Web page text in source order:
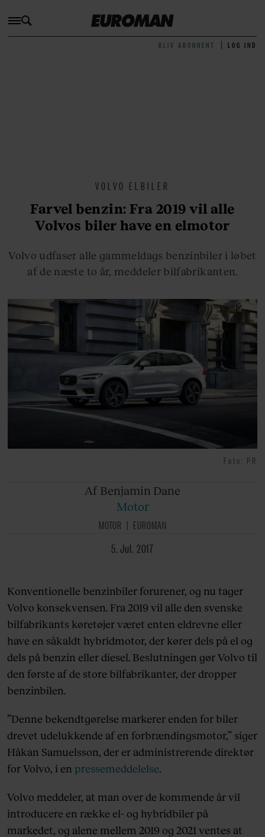
BLIV ABONNENT LOG IND
VOLVO ELBILER
Farvel benzin: Fra 2019 vil alle
Volvos biler have en elmotor
Volvo udfaser alle gammeldags benzinbiler i løbet
af de næste to år, meddeler bilfabrikanten.
Foto: PR
Af Benjamin Dane
Motor
MOTOR
EUROMAN
5. Jul. 2017
Konventionelle benzinbiler forurener, og nu tager
Volvo konsekvensen. Fra 2019 vil alle den svenske
bilfabrikants køretøjer været enten eldrevne eller
have en såkaldt hybridmotor, der kører dels på el og
dels på benzin eller diesel. Beslutningen gør Volvo til
den første af de store bilfabrikanter, der dropper
benzinbilen.
”Denne bekendtgørelse markerer enden for biler
drevet udelukkende af en forbrændingsmotor,” siger
Håkan Samuelsson, der er administrerende direktør
for Volvo, i en pressemeddelelse.
Volvo meddeler, at man over de kommende år vil
introducere en række el- og hybridbiler på
markedet, og alene mellem 2019 og 2021 ventes at